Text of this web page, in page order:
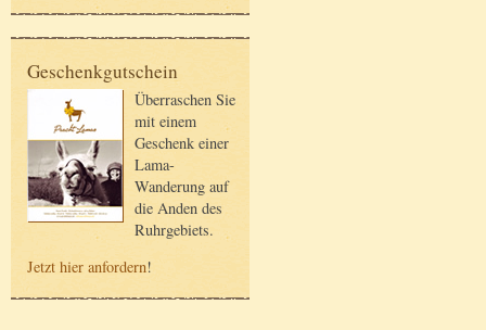
Geschenkgutschein
Überraschen Sie
mit einem
Geschenk einer
Lama-
Wanderung auf
die Anden des
Ruhrgebiets.
Jetzt hier anfordern!